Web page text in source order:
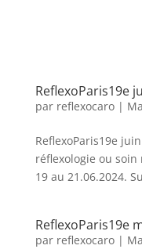
ReflexoParis19e
par reflexocaro|
ReflexoParis19e
réflexologie ou soin
19 au 21.06.2024.
ReflexoParis19e
par reflexocaro|